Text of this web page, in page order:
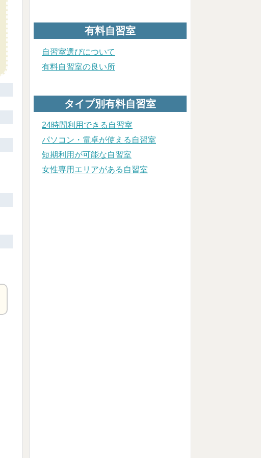
有料自習室
自習室選びについて
有料自習室の良い所
タイプ別有料自習室
24時間利用できる自習室
パソコン・電卓が使える自習室
短期利用が可能な自習室
女性専用エリアがある自習室